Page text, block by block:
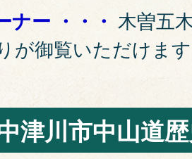
ナー ・・・ 木曽五
が御覧いただけま
津川市中山道